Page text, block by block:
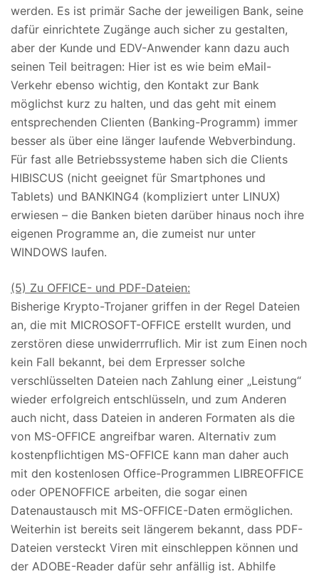
werden. Es ist primär Sache der jeweiligen Bank, seine
dafür einrichtete Zugänge auch sicher zu gestalten,
aber der Kunde und EDV-Anwender kann dazu auch
seinen Teil beitragen: Hier ist es wie beim eMail-
Verkehr ebenso wichtig, den Kontakt zur Bank
möglichst kurz zu halten, und das geht mit einem
entsprechenden Clienten (Banking-Programm) immer
besser als über eine länger laufende Webverbindung.
Für fast alle Betriebssysteme haben sich die Clients
HIBISCUS (nicht geeignet für Smartphones und
Tablets) und BANKING4 (kompliziert unter LINUX)
erwiesen – die Banken bieten darüber hinaus noch ihre
eigenen Programme an, die zumeist nur unter
WINDOWS laufen.
(5) Zu OFFICE- und PDF-Dateien:
Bisherige Krypto-Trojaner griffen in der Regel Dateien
an, die mit MICROSOFT-OFFICE erstellt wurden, und
zerstören diese unwiderrruflich. Mir ist zum Einen noch
kein Fall bekannt, bei dem Erpresser solche
verschlüsselten Dateien nach Zahlung einer „Leistung“
wieder erfolgreich entschlüsseln, und zum Anderen
auch nicht, dass Dateien in anderen Formaten als die
von MS-OFFICE angreifbar waren. Alternativ zum
kostenpflichtigen MS-OFFICE kann man daher auch
mit den kostenlosen Office-Programmen LIBREOFFICE
oder OPENOFFICE arbeiten, die sogar einen
Datenaustausch mit MS-OFFICE-Daten ermöglichen.
Weiterhin ist bereits seit längerem bekannt, dass PDF-
Dateien versteckt Viren mit einschleppen können und
der ADOBE-Reader dafür sehr anfällig ist. Abhilfe